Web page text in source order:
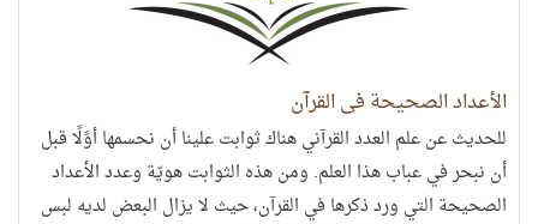
الأعداد الصحيحة في القرآن
للحديث عن علم العدد القرآني هناك ثوابت علينا أن نحسمها أوًلًا قبل
أن نبحر في عباب هذا العلم. ومن هذه الثوابت هويّة وعدد الأعداد
الصحيحة التي ورد ذكرها في القرآن، حيث لا يزال البعض لديه لبس